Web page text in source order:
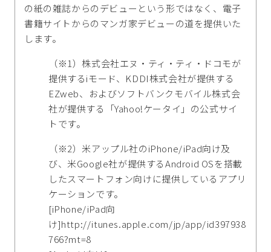
の紙の雑誌からのデビューという形ではなく、電子
書籍サイトからのマンガ家デビューの道を提供いた
します。
（※1）株式会社エヌ・ティ・ティ・ドコモが
提供するiモード、KDDI株式会社が提供する
EZweb、およびソフトバンクモバイル株式会
社が提供する「Yahoo!ケータイ」の公式サイ
トです。
（※2）米アップル社のiPhone/iPad向け及
び、米Google社が提供するAndroid OSを搭載
したスマートフォン向けに提供しているアプリ
ケーションです。
[iPhone/iPad向
け]http://itunes.apple.com/jp/app/id397938
766?mt=8